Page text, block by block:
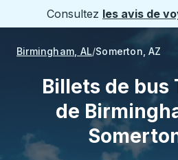
Consultez les avis de
Birmingham, AL Somerton, AZ
Billets de bus
de